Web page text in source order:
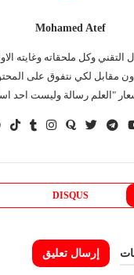
Mohamed Atef
التقني وكل ملحقاته وغايته
مقابل لكي نتفوق على
"العلم رسالة وليست احد
DISQUS
إرسال تعليق